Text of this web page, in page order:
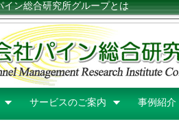
イン総合研究所グループとは
サービスのご案内 事例紹介